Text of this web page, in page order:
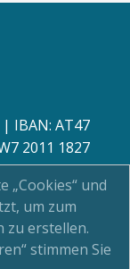
IBAN: AT47
2011 1827
„Cookies“ und
um zum
zu erstellen.
stimmen Sie